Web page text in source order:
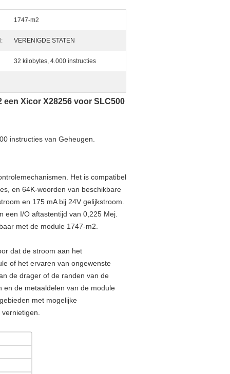
1747-m2
VERENIGDE STATEN
32 kilobytes, 4.000 instructies
een Xicor X28256 voor SLC500
instructies van Geheugen.
Het is compatibel
en 64K-woorden van beschikbare
en 175 mA bij 24V gelijkstroom.
een I/O aftastentijd van 0,225 Mej.
met de module 1747-m2.
dat de stroom aan het
of het ervaren van ongewenste
de drager of de randen van de
en de metaaldelen van de module
met mogelijke